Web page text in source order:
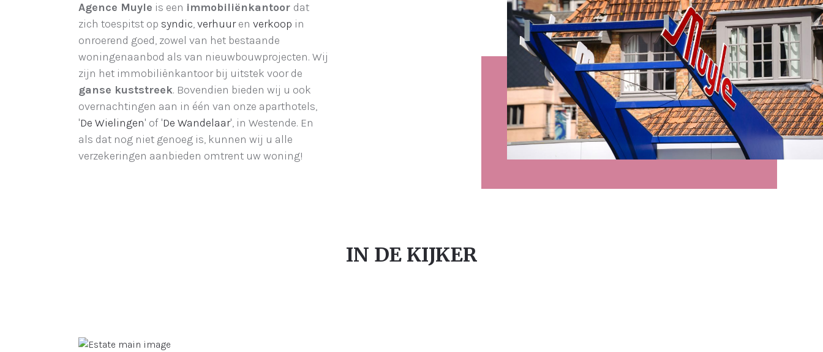
Agence Muyle is een immobiliënkantoor dat
zich toespitst op syndic,verhuuren verkoop in
onroerend goed, zowel van het bestaande
woningenaanbod als van nieuwbouwprojecten. Wij
zijn het immobiliënkantoor bij uitstek voor de
ganse kuststreek. Bovendien bieden wij u ook
overnachtingen aan in één van onze aparthotels,
'De Wielingen' of 'De Wandelaar', in Westende. En
als dat nog niet genoeg is, kunnen wij u alle
verzekeringen aanbieden omtrent uw woning!
IN DE KIJKER